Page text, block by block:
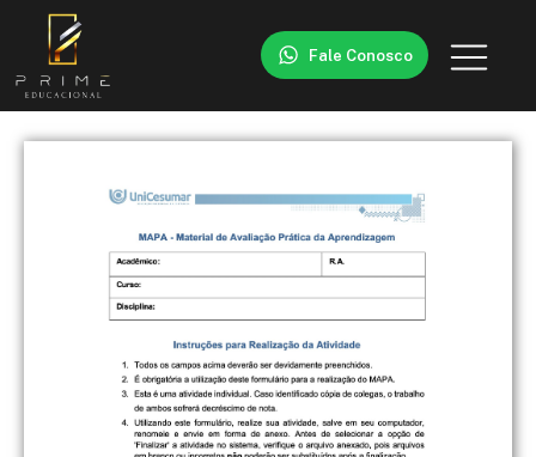
Fale Conosco